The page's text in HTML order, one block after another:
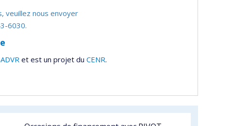
veuillez nous envoyer
6030.
et est un projet du CENR.